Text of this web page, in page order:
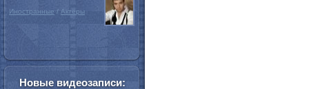
Иностранные / Актёры
Новые видеозаписи: